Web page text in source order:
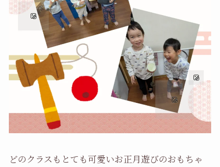
どのクラスもとても可愛いお正月遊びのおもちゃ